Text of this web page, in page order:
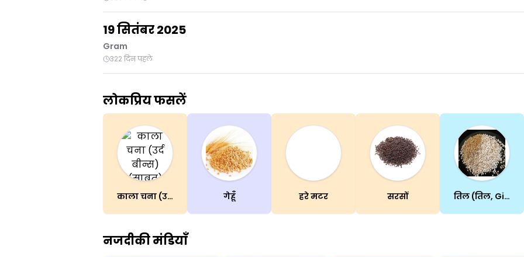
19 सितंबर 2025
Gram
322 दिन पहले
लोकप्रिय फसलें
काला चना (उर्द बीन्स)(साबुत) गेहूँ हरे मटर सरसों तिल (तिल, Gingelly, तिल)
नजदीकी मंडियाँ